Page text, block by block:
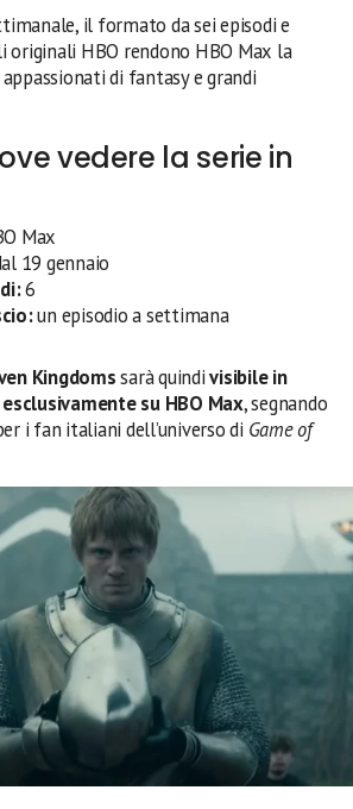
il formato da sei episodi e
originali HBO rendono HBO Max la
di fantasy e grandi
vedere la serie in
Max
19 gennaio
6
un episodio a settimana
Kingdomssarà quindivisibile in
su HBO Max, segnando
i fan italiani dell’universo di Game of